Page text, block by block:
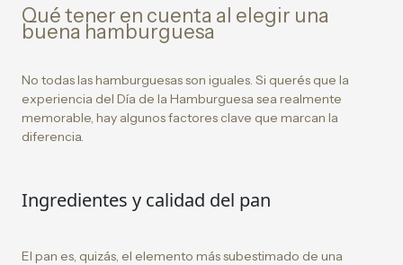
Qué tener en cuenta al elegir una
buena hamburguesa
No todas las hamburguesas son iguales. Si querés que la
experiencia del Día de la Hamburguesa sea realmente
memorable, hay algunos factores clave que marcan la
diferencia.
Ingredientes y calidad del pan
El pan es, quizás, el elemento más subestimado de una